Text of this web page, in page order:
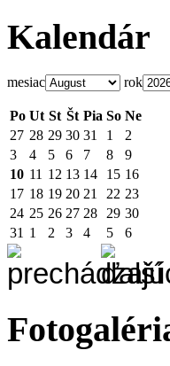
Kalendár
mesiac rok
Po Ut St Št Pia So Ne
27 28 29 30 31 1
2
3
4 5 6 7 8
9
10 11 12 13 14 15 16
17 18 19 20 21 22 23
24 25 26 27 28 29 30
31 1 2 3 4 5 6